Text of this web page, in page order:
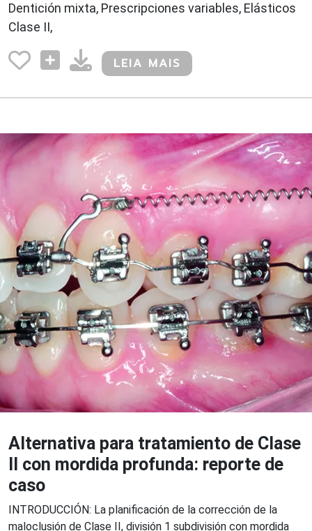
Dentición mixta, Prescripciones variables, Elásticos
Clase II,
LEIA MAIS
Alternativa para tratamiento de Clase
II con mordida profunda: reporte de
caso
INTRODUCCIÓN: La planificación de la corrección de la
maloclusión de Clase II, división 1 subdivisión con mordida